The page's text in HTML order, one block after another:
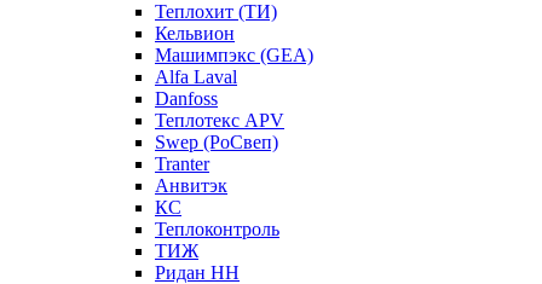
Теплохит (ТИ)
Кельвион
Машимпэкс (GEA)
Alfa Laval
Danfoss
Теплотекс APV
Swep (РоСвеп)
Tranter
Анвитэк
КС
Теплоконтроль
ТИЖ
Ридан НН